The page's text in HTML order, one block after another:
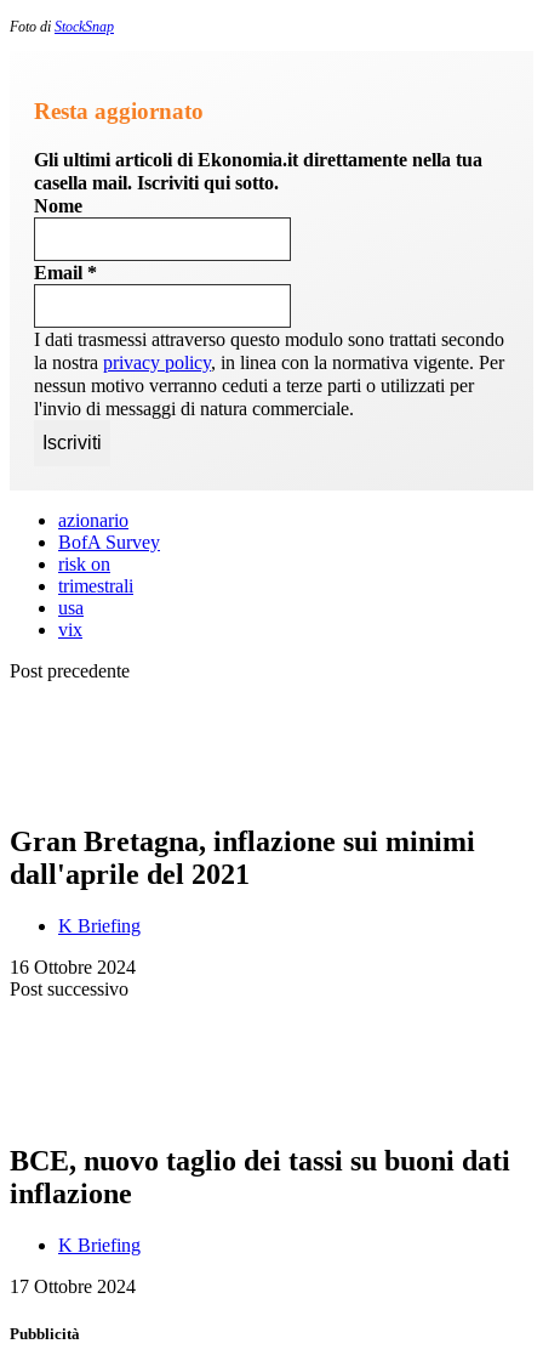
Foto di StockSnap
Resta aggiornato
Gli ultimi articoli di Ekonomia.it direttamente nella tua
casella mail. Iscriviti qui sotto.
Nome
Email *
I dati trasmessi attraverso questo modulo sono trattati secondo
la nostra privacy policy, in linea con la normativa vigente. Per
nessun motivo verranno ceduti a terze parti o utilizzati per
l'invio di messaggi di natura commerciale.
azionario
BofA Survey
risk on
trimestrali
usa
vix
Post precedente
Gran Bretagna, inflazione sui minimi
dall'aprile del 2021
K Briefing
16 Ottobre 2024
Post successivo
BCE, nuovo taglio dei tassi su buoni dati
inflazione
K Briefing
17 Ottobre 2024
Pubblicità